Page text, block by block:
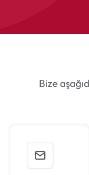
Bize